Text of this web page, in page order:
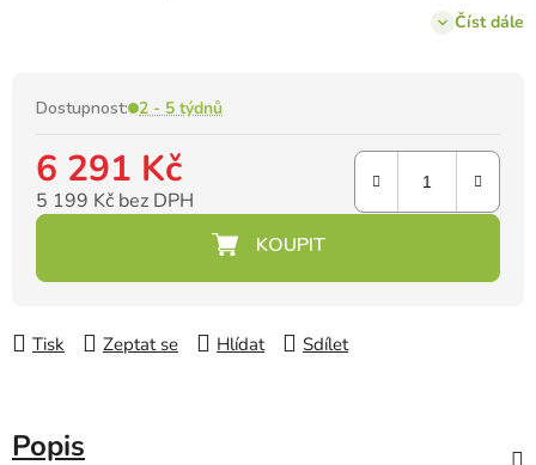
Číst dále
Dostupnost: 2 - 5 týdnů
6 291 Kč
5 199 Kč bez DPH
Měrná cena:
Tisk Zeptat se Hlídat Sdílet
Popis